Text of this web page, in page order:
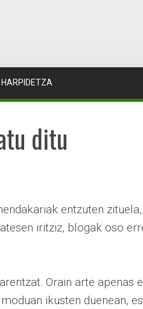
HARPIDETZA
ditu
entzuten
iritziz, blogak oso
Orain arte apenas
ikusten duenean,